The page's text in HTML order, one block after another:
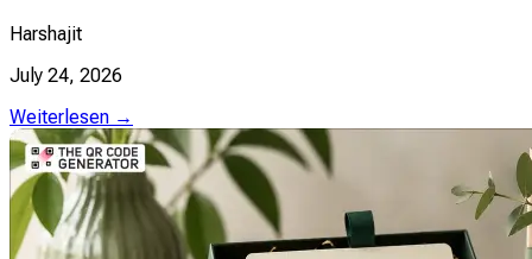
Harshajit
July 24, 2026
Weiterlesen →